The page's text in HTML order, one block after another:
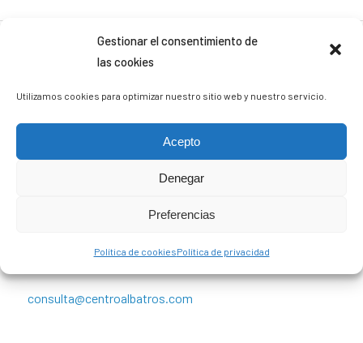
Gestionar el consentimiento de
las cookies
Utilizamos cookies para optimizar nuestro sitio web y nuestro servicio.
Acepto
Denegar
Preferencias
Política de cookiesPolítica de privacidad
Nuestras instalaciones se encuentran situadas en pleno
centro de Algeciras. En el Centro de Especialidades
Médicas Andrea Regina C/ Ruiz Zorrilla 11, Algeciras.
NICA (Número de Identificación de Centros de
consulta@centroalbatros.com